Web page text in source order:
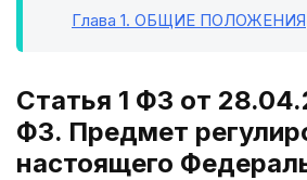
Глава 1. ОБЩИЕ ПОЛОЖЕНИЯ
Статья 1 ФЗ от
ФЗ. Предмет
настоящего